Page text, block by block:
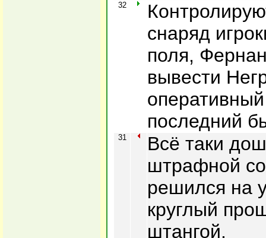
32
снаряд
поля,
вывести
последний
31
Всё таки
штрафной
решился на
круглый
штангой.